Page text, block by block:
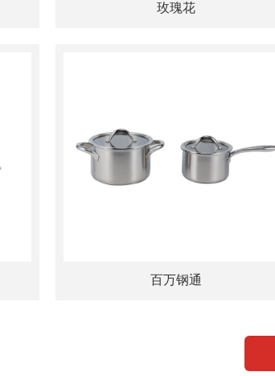
玫瑰花
百万钢通